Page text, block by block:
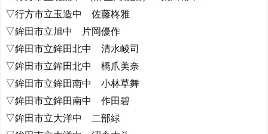
▽行方市立玉造中 佐藤柊雅
▽鉾田市立旭中 片岡優作
▽鉾田市立鉾田北中 清水崚司
▽鉾田市立鉾田北中 橋爪美奈
▽鉾田市立鉾田南中 小林草舞
▽鉾田市立鉾田南中 作田碧
▽鉾田市立大洋中 二部緑